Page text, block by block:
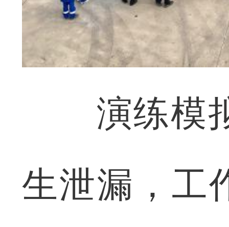
演练模拟
生泄漏，工